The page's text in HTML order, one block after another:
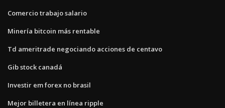
Comercio trabajo salario
Minería bitcoin más rentable
Td ameritrade negociando acciones de centavo
Gib stock canadá
Investir em forex no brasil
Mejor billetera en línea ripple